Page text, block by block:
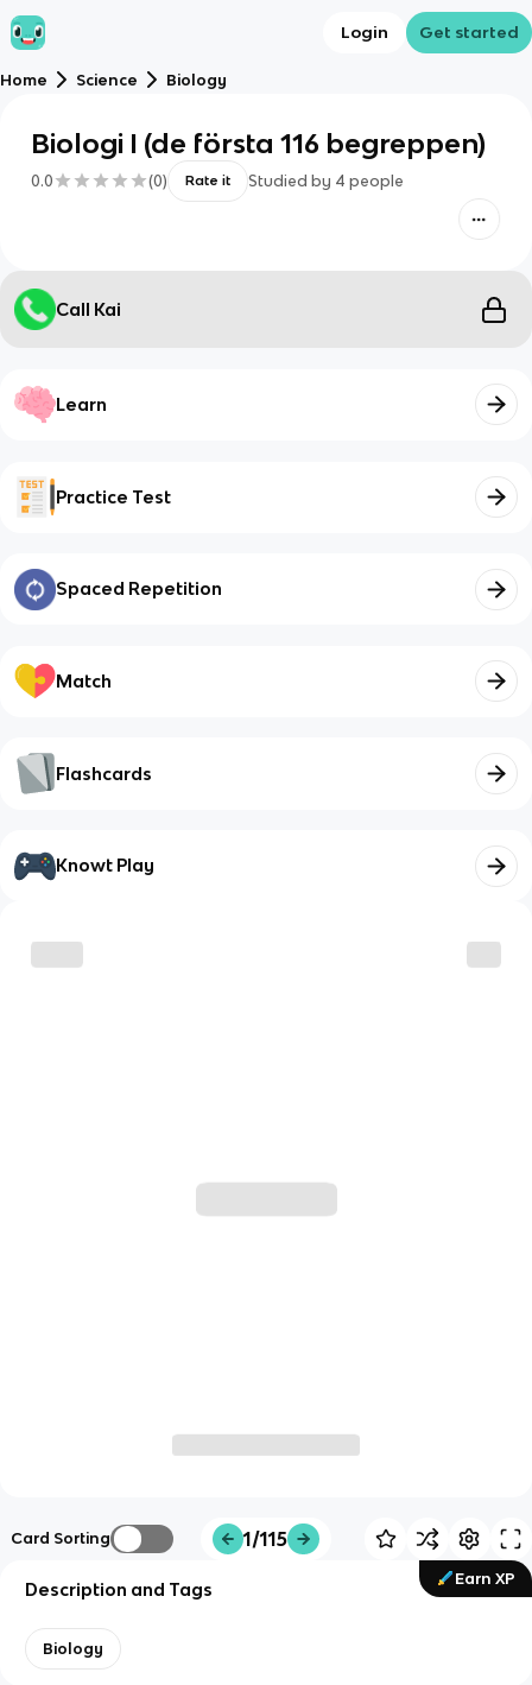
Login Get started
Home Science Biology
Biologi I (de första 116 begreppen)
0.0 (0) Rate it Studied by 4 people
Call Kai
Learn
Practice Test
Spaced Repetition
Match
Flashcards
Knowt Play
Card Sorting 1/115
Earn XP
Description and Tags
Biology